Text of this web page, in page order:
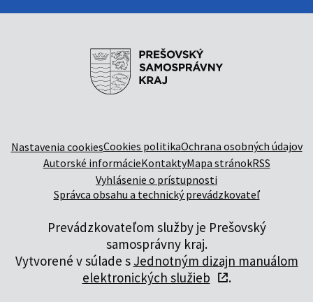
Nastavenia cookiesCookies politikaOchrana osobných údajov
Autorské informácieKontaktyMapa stránokRSS
Vyhlásenie o prístupnosti
Správca obsahu a technický prevádzkovateľ
Prevádzkovateľom služby je Prešovský
samosprávny kraj.
Vytvorené v súlade s Jednotným dizajn manuálom
elektronických služieb
.